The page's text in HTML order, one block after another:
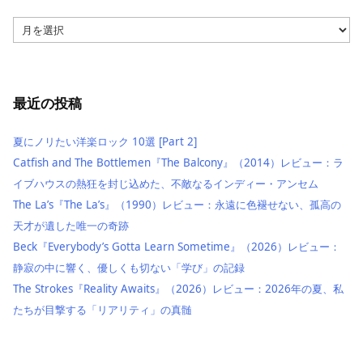
ー
最近の投稿
夏にノリたい洋楽ロック 10選 [Part 2]
Catfish and The Bottlemen『The Balcony』（2014）レビュー：ラ
イブハウスの熱狂を封じ込めた、不敵なるインディー・アンセム
The La’s『The La’s』（1990）レビュー：永遠に色褪せない、孤高の
天才が遺した唯一の奇跡
Beck『Everybody’s Gotta Learn Sometime』（2026）レビュー：
静寂の中に響く、優しくも切ない「学び」の記録
The Strokes『Reality Awaits』（2026）レビュー：2026年の夏、私
たちが目撃する「リアリティ」の真髄